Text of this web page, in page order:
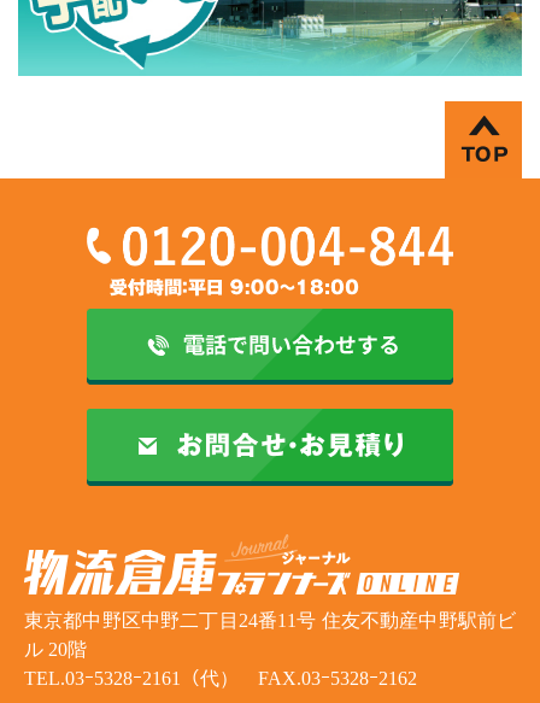
東京都中野区中野二丁目24番11号 住友不動産中野駅前ビ
ル 20階
TEL.03ｰ5328ｰ2161（代） FAX.03ｰ5328ｰ2162